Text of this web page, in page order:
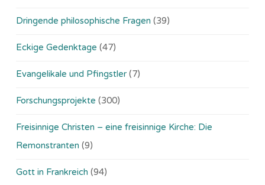
Dringende philosophische Fragen (39)
Eckige Gedenktage (47)
Evangelikale und Pfingstler (7)
Forschungsprojekte (300)
Freisinnige Christen – eine freisinnige Kirche: Die
Remonstranten (9)
Gott in Frankreich (94)